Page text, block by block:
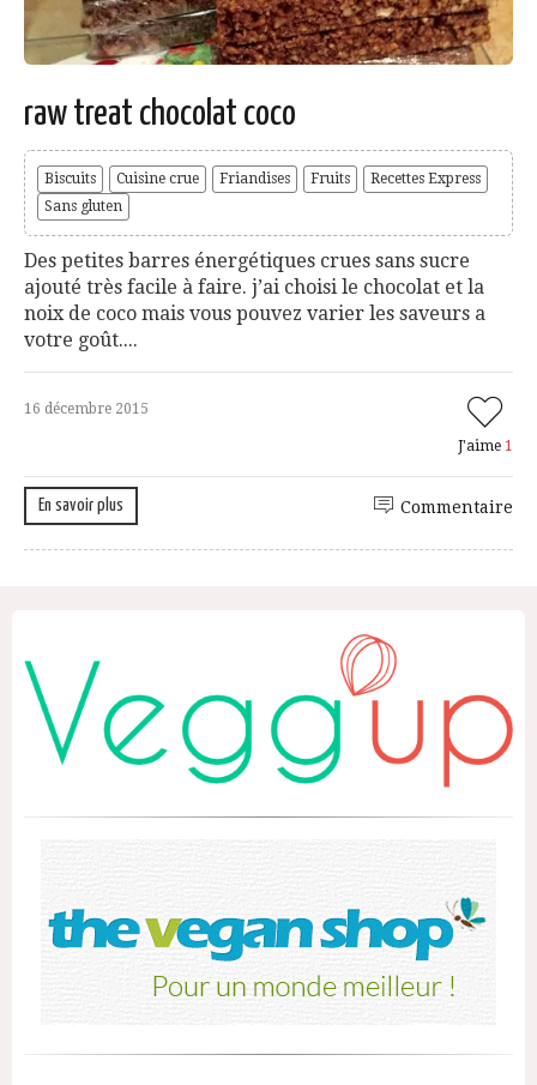
raw treat chocolat coco
Biscuits Cuisine crue Friandises Fruits
Recettes Express
Sans gluten
Des petites barres énergétiques crues sans sucre
ajouté très facile à faire. j’ai choisi le chocolat et la
noix de coco mais vous pouvez varier les saveurs a
votre goût....
16 décembre 2015
J'aime 1
En savoir plus Commentaire